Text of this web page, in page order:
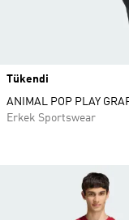
Tükendi
ANIMAL POP PLAY
Erkek Sportswear